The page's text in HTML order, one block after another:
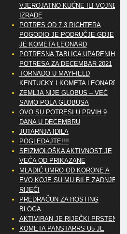
VJEROJATNO KUĆNE ILI VOJNE
IZRADE
POTRES OD 7.3 RICHTERA
POGODIO JE PODRUČJE GDJE
JE KOMETA LEONARD
POTRESNA TABLICA UPARENIH
POTRESA ZA DECEMBAR 2021
TORNADO U MAYFIELD
KENTUCKY I KOMETA LEONARD
ZEMLJA NIJE GLOBUS – VEĆ
SAMO POLA GLOBUSA
OVO SU POTRESI U PRVIH 9
DANA U DECEMBRU
JUTARNJA IDILA
POGLEDAJTE!!!!
SEIZMOLOŠKA AKTIVNOST JE
VEĆA OD PRIKAZANE
MLADIĆ UMRO OD KORONE A
EVO KOJE SU MU BILE ZADNJE
RIJEČI
PREDRAČUN ZA HOSTING
BLOGA
AKTIVIRAN JE RIJEČKI PRSTEN
KOMETA PANSTARRS U5 JE